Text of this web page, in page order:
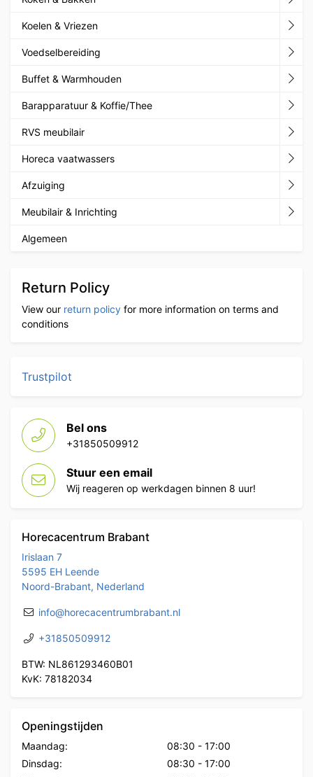
Koelen & Vriezen
Voedselbereiding
Buffet & Warmhouden
Barapparatuur & Koffie/Thee
RVS meubilair
Horeca vaatwassers
Afzuiging
Meubilair & Inrichting
Algemeen
Return Policy
View our return policy for more information on terms and
conditions
Trustpilot
Bel ons
+31850509912
Stuur een email
Wij reageren op werkdagen binnen 8 uur!
Horecacentrum Brabant
Irislaan 7
5595 EH Leende
Noord-Brabant, Nederland
info@horecacentrumbrabant.nl
+31850509912
BTW: NL861293460B01
KvK: 78182034
Openingstijden
Maandag: 08:30 - 17:00
Dinsdag:
08:30 - 17:00